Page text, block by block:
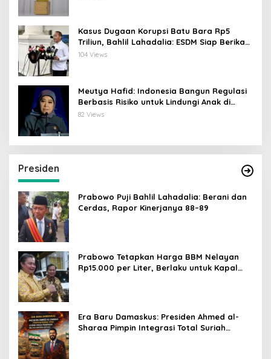
Kasus Dugaan Korupsi Batu Bara Rp5
Triliun, Bahlil Lahadalia: ESDM Siap Berikan
Data
104 Views
Meutya Hafid: Indonesia Bangun Regulasi
Berbasis Risiko untuk Lindungi Anak di
Dunia Digital
82 Views
Presiden
Prabowo Puji Bahlil Lahadalia: Berani dan
Cerdas, Rapor Kinerjanya 88–89
Prabowo Tetapkan Harga BBM Nelayan
Rp15.000 per Liter, Berlaku untuk Kapal
Era Baru Damaskus: Presiden Ahmed al-
Sharaa Pimpin Integrasi Total Suriah